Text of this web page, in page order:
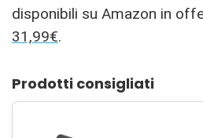
disponibili su Amazon in
31,99€.
Prodotti consigliati